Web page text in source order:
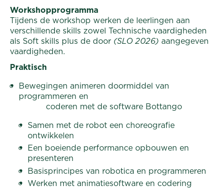
Workshopprogramma
Tijdens de workshop werken de leerlingen aan
verschillende skills zowel Technische vaardigheden
als Soft skills plus de door (SLO 2026) aangegeven
vaardigheden.
Praktisch
Bewegingen animeren doormiddel van
programmeren en
coderen met de software Bottango
Samen met de robot een choreografie
ontwikkelen
Een boeiende performance opbouwen en
presenteren
Basisprincipes van robotica en programmeren
Werken met animatiesoftware en codering